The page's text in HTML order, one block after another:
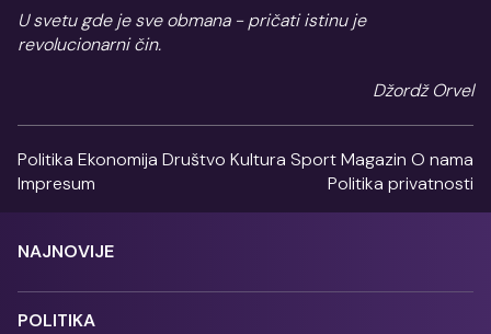
U svetu gde je sve obmana - pričati istinu je
revolucionarni čin.
Džordž Orvel
Politika Ekonomija Društvo Kultura SportMagazin O nama
Impresum
Politika privatnosti
NAJNOVIJE
POLITIKA